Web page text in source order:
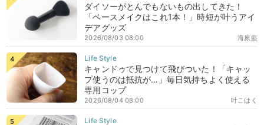
ダイソーがとんでもないもの出してきた！
「ベースメイクはこれ1本！」時短が叶うアイ
デアグッズ
海原藍
2026/08/03 08:00
キャンドゥで見つけて飛びついた！「キャッ
プ使うのは抵抗が…」毎日気持ちよく使える
専用コップ
叶こはく
2026/08/04 08:00